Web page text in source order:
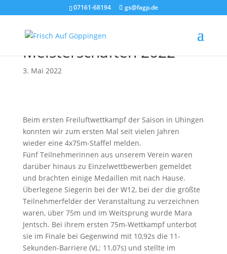
07161-68194 gs@fagp.de
Leichtathletik: Kreis-
Meisterschaften 2022
3. Mai 2022
Beim ersten Freiluftwettkampf der Saison in Uhingen
konnten wir zum ersten Mal seit vielen Jahren
wieder eine 4x75m-Staffel melden.
Fünf Teilnehmerinnen aus unserem Verein waren
darüber hinaus zu Einzelwettbewerben gemeldet
und brachten einige Medaillen mit nach Hause.
Überlegene Siegerin bei der W12, bei der die größte
Teilnehmerfelder der Veranstaltung zu verzeichnen
waren, über 75m und im Weitsprung wurde Mara
Jentsch. Bei ihrem ersten 75m-Wettkampf unterbot
sie im Finale bei Gegenwind mit 10,92s die 11-
Sekunden-Barriere (VL: 11,07s) und stellte im